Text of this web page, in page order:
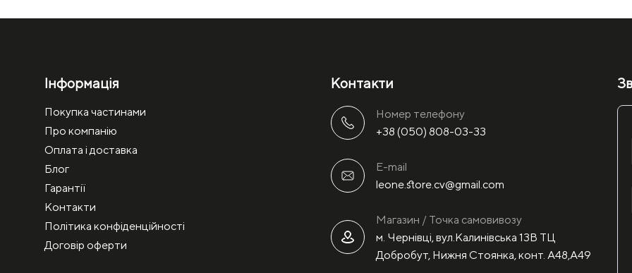
Інформація
Покупка частинами
Про компанію
Оплата і доставка
Блог
Гарантії
Контакти
Політика конфіденційності
Договір оферти
Контакти
Номер телефону
+38 (050) 808-03-33
E-mail
leone.store.cv@gmail.com
Магазин / Точка самовивозу
м. Чернівці, вул.Калинівська 13В ТЦ
Добробут, Нижня Стоянка, конт. А48,А49